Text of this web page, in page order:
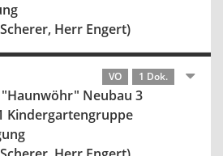
Herr Engert)
VO 1 Dok.
Neubau 3
Kindergartengruppe